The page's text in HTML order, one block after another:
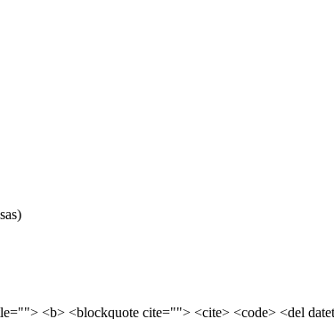
<b> <blockquote cite=""> <cite> <code> <del